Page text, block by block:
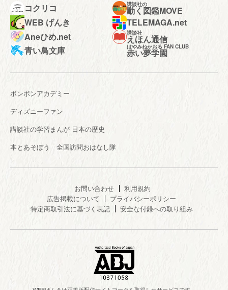
コクリコ
講談社の
動く図鑑MOVE
WEB げんき
TELEMAGA.net
Aneひめ.net
講談社
えほん通信
青い鳥文庫
はやみねかおる FAN CLUB
赤い夢学園
ボンボンアカデミー
ディズニーファン
講談社の学習まんが 日本の歴史
本とあそぼう 全国訪問おはなし隊
お問い合わせ
利用規約
広告掲載について
プライバシーポリシー
特定商取引法に基づく表記
安全な付録への取り組み